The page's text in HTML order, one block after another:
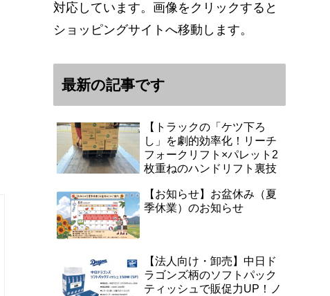
対応しています。画像をクリックすると
ショッピングサイトへ移動します。
最新の記事です
【トラックの「ケツ下ろ
し」を劇的効率化！リーチ
フォークリフト×パレット2
枚重ねのハンドリフト裏技
【お知らせ】お盆休み（夏
季休業）のお知らせ
【法人向け・卸売】中日ド
ラゴンズ柄のソフトパック
ティッシュで販促力UP！ノ